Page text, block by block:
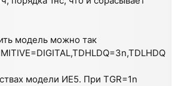
модель можно так
модели ИЕ5. При TGR=1n